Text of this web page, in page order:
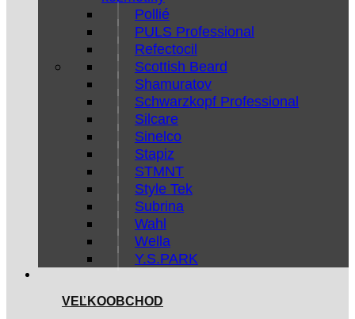
Pollié
PULS Professional
Refectocil
Scottish Beard
Shamuratov
Schwarzkopf Professional
Silcare
Sinelco
Stapiz
STMNT
Style Tek
Subrina
Wahl
Wella
Y.S.PARK
VEĽKOOBCHOD